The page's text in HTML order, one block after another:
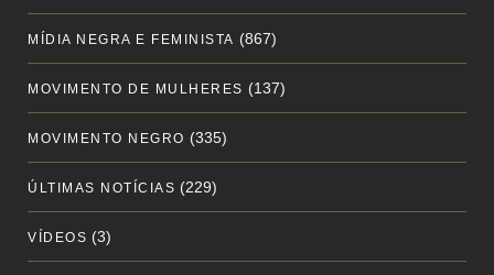
MÍDIA NEGRA E FEMINISTA (867)
MOVIMENTO DE MULHERES (137)
MOVIMENTO NEGRO (335)
ÚLTIMAS NOTÍCIAS (229)
VÍDEOS (3)